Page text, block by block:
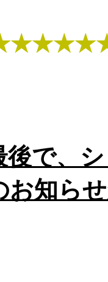
で、
知ら